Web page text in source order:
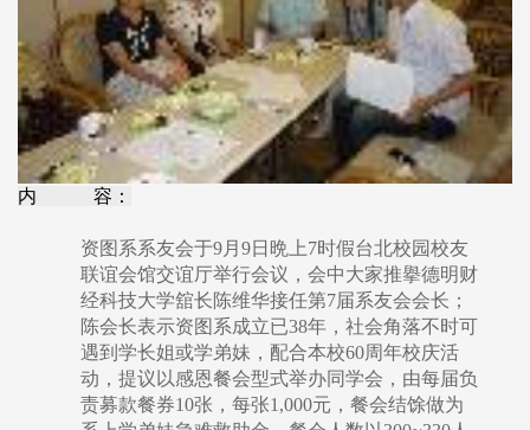
内 容：
资图系系友会于9月9日晩上7时假台北校园校友
联谊会馆交谊厅举行会议，会中大家推擧德明财
经科技大学舘长陈维华接任第7届系友会会长；
陈会长表示资图系成立已38年，社会角落不时可
遇到学长姐或学弟妹，配合本校60周年校庆活
动，提议以感恩餐会型式举办同学会，由每届负
责募款餐券10张，每张1,000元，餐会结馀做为